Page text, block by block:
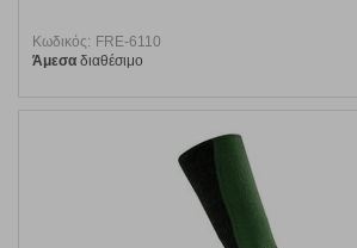
Κωδικός: FRE-6110
Άμεσα διαθέσιμο